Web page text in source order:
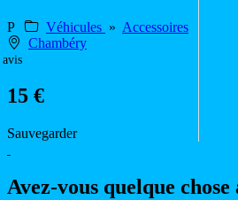
P Véhicules » Accessoires
Chambéry
avis
15 €
Sauvegarder
Avez-vous quelque chose